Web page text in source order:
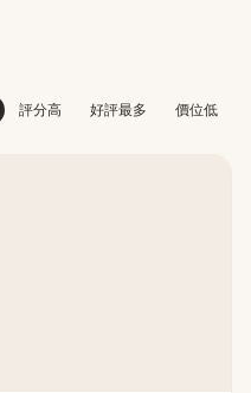
評分高 好評最多 價位低